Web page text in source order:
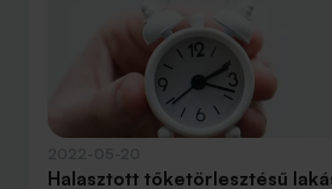
Halasztott tőketörlesztésű